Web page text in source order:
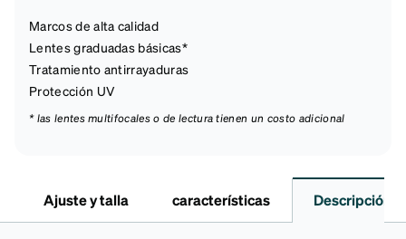
Marcos de alta calidad
Lentes graduadas básicas*
Tratamiento antirrayaduras
Protección UV
* las lentes multifocales o de lectura tienen un costo adicional
Ajuste y talla características Descripción